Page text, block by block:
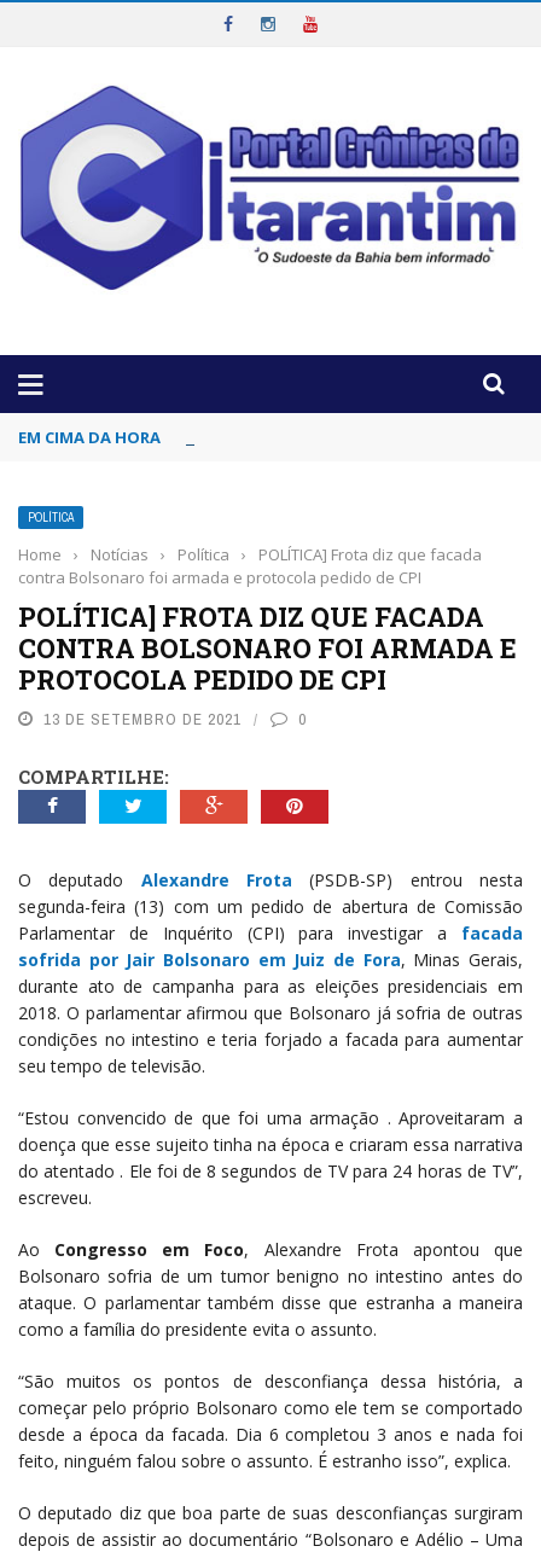
EM CIMA DA HORA
POLÍTICA
Home › Notícias › Política ›
POLÍTICA] Frota diz que facada
contra Bolsonaro foi armada e protocola pedido de CPI
POLÍTICA] FROTA DIZ QUE FACADA
CONTRA BOLSONARO FOI ARMADA E
PROTOCOLA PEDIDO DE CPI
13 DE SETEMBRO DE 2021 0
COMPARTILHE:
O deputado Alexandre Frota
(PSDB-SP) entrou nesta
segunda-feira (13) com um pedido de abertura de Comissão
Parlamentar de Inquérito (CPI) para investigar a facada
sofrida por Jair Bolsonaro em Juiz de Fora, Minas Gerais,
durante ato de campanha para as eleições presidenciais em
2018. O parlamentar afirmou que Bolsonaro já sofria de outras
condições no intestino e teria forjado a facada para aumentar
seu tempo de televisão.
“Estou convencido de que foi uma armação . Aproveitaram a
doença que esse sujeito tinha na época e criaram essa narrativa
do atentado . Ele foi de 8 segundos de TV para 24 horas de TV”,
escreveu.
Ao Congresso em Foco, Alexandre Frota apontou que
Bolsonaro sofria de um tumor benigno no intestino antes do
ataque. O parlamentar também disse que estranha a maneira
como a família do presidente evita o assunto.
“São muitos os pontos de desconfiança dessa história, a
começar pelo próprio Bolsonaro como ele tem se comportado
desde a época da facada. Dia 6 completou 3 anos e nada foi
feito, ninguém falou sobre o assunto. É estranho isso”, explica.
O deputado diz que boa parte de suas desconfianças surgiram
depois de assistir ao documentário “Bolsonaro e Adélio – Uma